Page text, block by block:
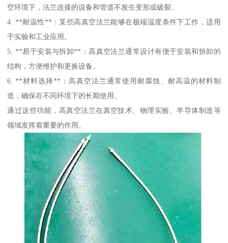
空环境下，法兰连接的设备和管道不发生变形或破裂。
4. **耐温性**：某些高真空法兰能够在极端温度条件下工作，适用
于实验和工业应用。
5. **易于安装与拆卸**：高真空法兰通常设计有便于安装和拆卸的
结构，方便维护和更换设备。
6. **材料选择**：高真空法兰通常使用耐腐蚀、耐高温的材料制
造，确保在不同环境下的长期使用。
通过这些功能，高真空法兰在真空技术、物理实验、半导体制造等
领域发挥着重要的作用。